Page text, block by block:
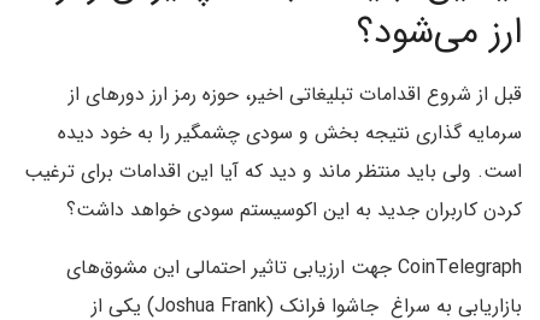
ارز می­‌شود؟
قبل از شروع اقدامات تبلیغاتی اخیر، حوزه رمز ارز دوره‎­ای از
سرمایه ­گذاری نتیجه­ بخش و سودی چشمگیر را به خود دیده
است. ولی باید منتظر ماند و دید که آیا این اقدامات برای ترغیب
کردن کاربران جدید به این اکو­سیستم سودی خواهد داشت؟
CoinTelegraph جهت ارزیابی تاثیر احتمالی این مشوق­‌های
بازاریابی به سراغ جاشوا فرانک (Joshua Frank) یکی از